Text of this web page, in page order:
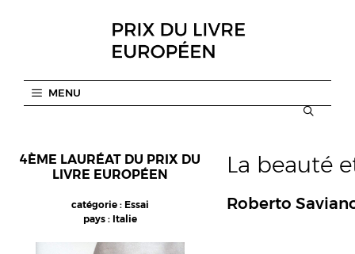
MENU
4ÈME LAURÉAT DU PRIX DU
LIVRE EUROPÉEN
catégorie : Essai
pays : Italie
La beauté
Roberto